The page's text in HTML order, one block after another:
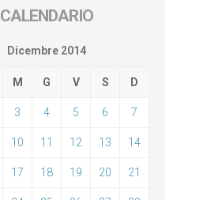
CALENDARIO
Dicembre 2014
M G V S D
3 4 5 6 7
10 11 12 13 14
17 18 19 20 21